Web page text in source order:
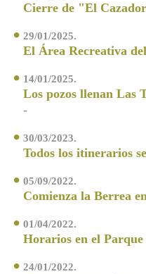
Cierre de "El
29/01/2025.
El Área Recreativa
14/01/2025.
Los pozos llenan Las
-
30/03/2023.
Todos los itinerarios
05/09/2022.
Comienza la Berrea
01/04/2022.
Horarios en el Parque
24/01/2022.